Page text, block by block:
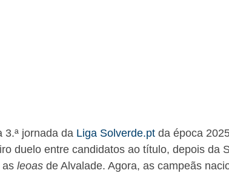
3.ª jornada da Liga Solverde.pt da época
duelo entre candidatos ao título, depois da
as leoas de Alvalade. Agora, as campeãs